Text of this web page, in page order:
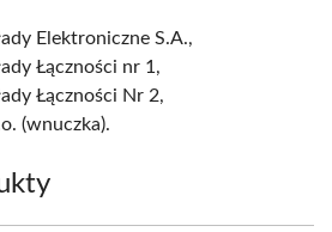
Elektroniczne S.A.,
Łączności nr 1,
Łączności Nr 2,
(wnuczka).